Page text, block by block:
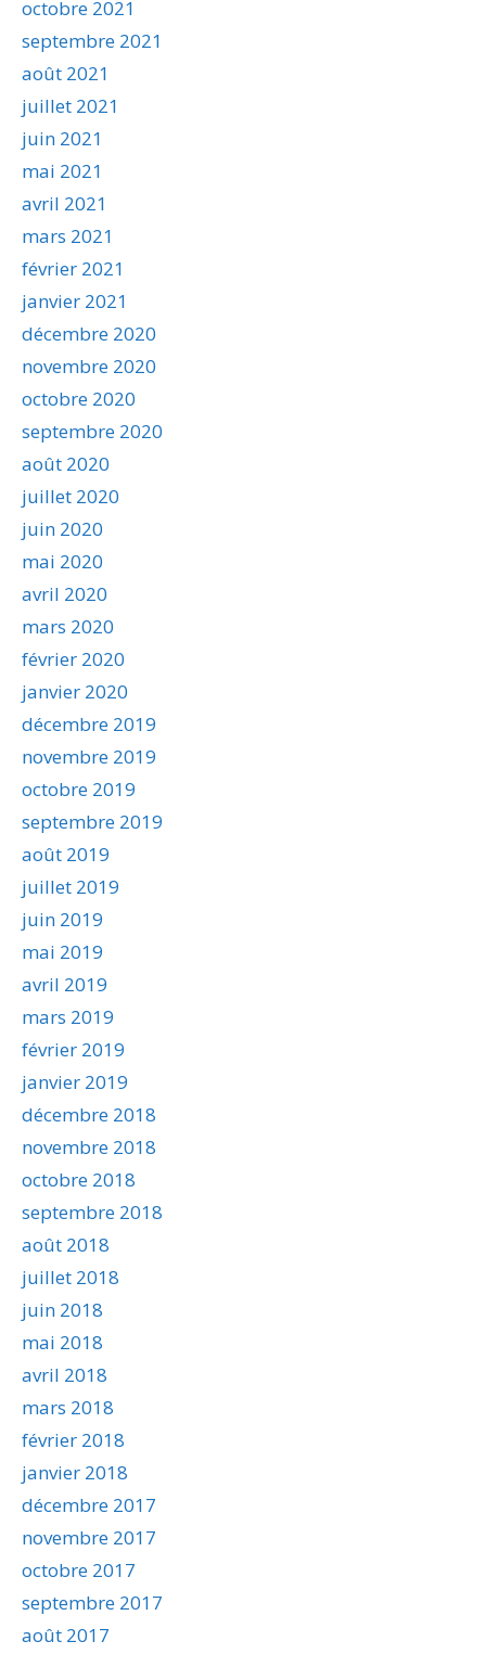
octobre 2021
septembre 2021
août 2021
juillet 2021
juin 2021
mai 2021
avril 2021
mars 2021
février 2021
janvier 2021
décembre 2020
novembre 2020
octobre 2020
septembre 2020
août 2020
juillet 2020
juin 2020
mai 2020
avril 2020
mars 2020
février 2020
janvier 2020
décembre 2019
novembre 2019
octobre 2019
septembre 2019
août 2019
juillet 2019
juin 2019
mai 2019
avril 2019
mars 2019
février 2019
janvier 2019
décembre 2018
novembre 2018
octobre 2018
septembre 2018
août 2018
juillet 2018
juin 2018
mai 2018
avril 2018
mars 2018
février 2018
janvier 2018
décembre 2017
novembre 2017
octobre 2017
septembre 2017
août 2017